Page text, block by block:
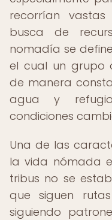
recorrían
busca de
nomadía se
el cual un grupo
de manera
agua y
condiciones
Una de las
la vida nómada
tribus no se
que siguen
siguiendo